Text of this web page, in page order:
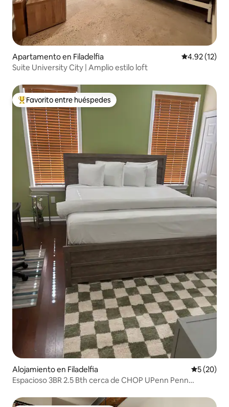
Apartamento en Filadelfia Calificación
4.92 (12)
Suite University City | Amplio estilo loft
Favorito entre huéspedes preferido
Favorito entre huéspedes
Alojamiento en Filadelfia
5 (20)
Espacioso 3BR 2.5 Bth cerca de CHOP UPenn Penn